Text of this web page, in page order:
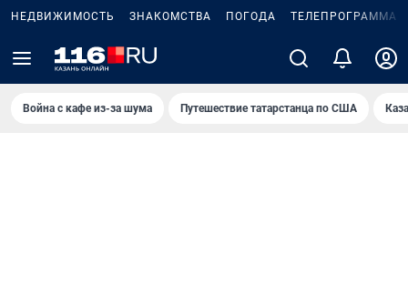
НЕДВИЖИМОСТЬ ЗНАКОМСТВА ПОГОДА ТЕЛЕПРОГРАММА
Война с кафе из-за шума Путешествие татарстанца по США